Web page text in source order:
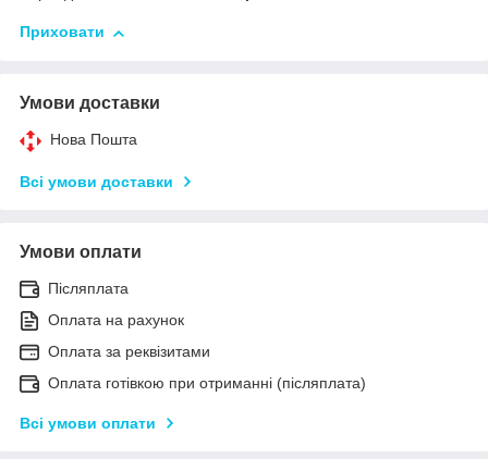
Приховати
Умови доставки
Нова Пошта
Всі умови доставки
Умови оплати
Післяплата
Оплата на рахунок
Оплата за реквізитами
Оплата готівкою при отриманні (післяплата)
Всі умови оплати